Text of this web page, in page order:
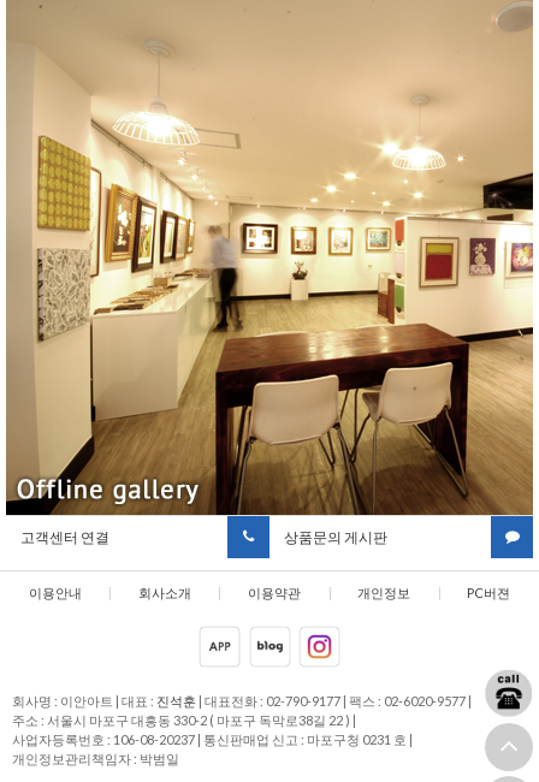
고객센터 연결 상품문의 게시판
이용안내 | 회사소개 | 이용약관 | 개인정보 | PC버젼
회사명 : 이안아트 | 대표 : 진석훈 | 대표전화 : 02-790-9177 | 팩스 : 02-6020-9577 |
주소 : 서울시 마포구 대흥동 330-2 ( 마포구 독막로38길 22 ) |
사업자등록번호 : 106-08-20237 | 통신판매업 신고 : 마포구청 0231 호 |
개인정보관리책임자 : 박범일